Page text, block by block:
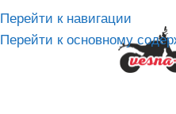
Перейти к навигации
Перейти к основному